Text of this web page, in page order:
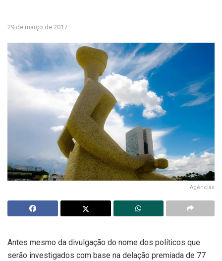
29 de março de 2017
Agências
Antes mesmo da divulgação do nome dos políticos que
serão investigados com base na delação premiada de 77